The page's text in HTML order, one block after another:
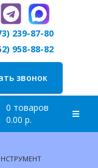
239-87-80
958-88-82
звонок
0 товаров
0.00 р.